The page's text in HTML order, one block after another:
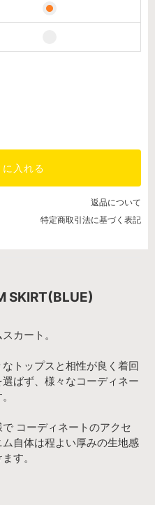
に入れる
返品について
特定商取引法に基づく表記
SKIRT(BLUE)
カート。
トップスと相性が良く着回
ばず、様々なコーディネー
コーディネートのアクセ
自体は程よい厚みの生地感
す。